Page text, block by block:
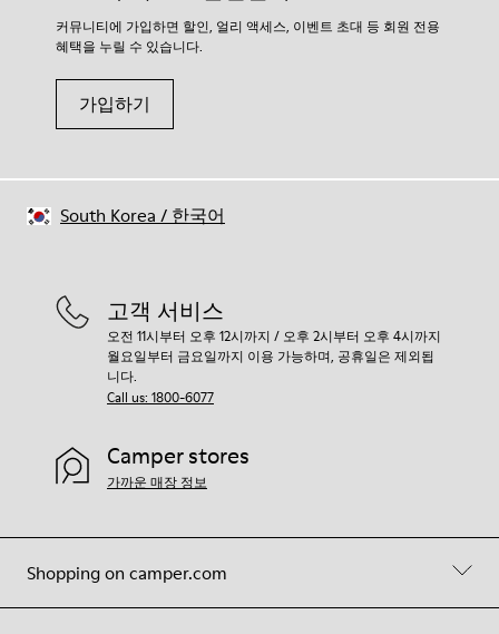
커뮤니티에 가입하면 할인, 얼리 액세스, 이벤트 초대 등 회원 전용
혜택을 누릴 수 있습니다.
가입하기
Shopping on camper.com
고객 서비스
오전 11시부터 오후 12시까지 / 오후 2시부터 오후 4시까지
월요일부터 금요일까지 이용 가능하며, 공휴일은 제외됩
니다.
Call us: 1800-6077
Camper stores
가까운 매장 정보
South Korea / 한국어